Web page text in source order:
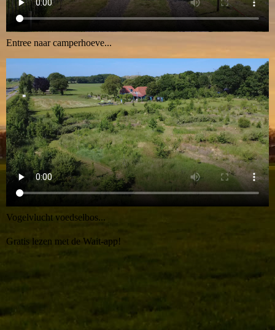
Entree naar camperhoeve...
Vogelvlucht voedselbos...
Gratis lezen met de Wait-app!